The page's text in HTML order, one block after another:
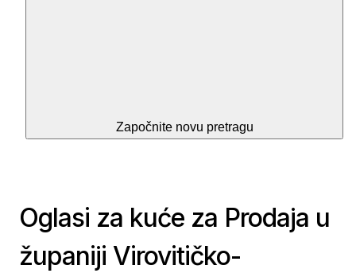
Započnite novu pretragu
Oglasi za kuće za Prodaja u
županiji Virovitičko-